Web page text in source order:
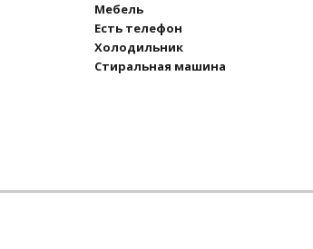
Мебель
Есть телефон
Холодильник
Стиральная машина